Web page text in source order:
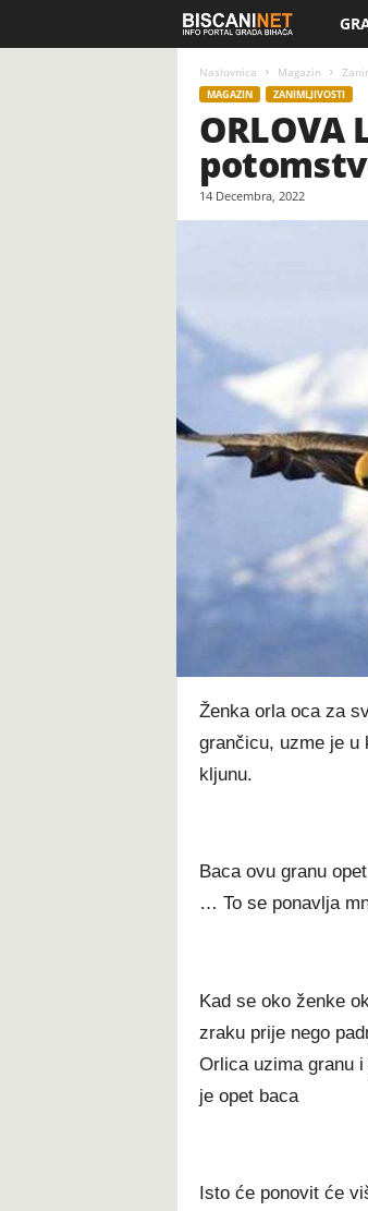
s
c
n
e
Naslovnica Magazin
MAGAZIN ZANIMLJIVOSTI
ORLOVA
14 Decembra, 2022
Ženka orla oca za
grančicu, uzme je u
kljunu.
Baca ovu granu
… To se ponavlja
Kad se oko ženke
zraku prije nego
Orlica uzima granu
je opet baca
Isto će ponovit će